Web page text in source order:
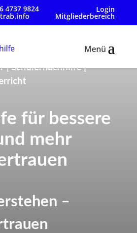
4737 9824 Login
Mitgliederbereich
| Schülernachhilfe |
für bessere
mehr
–